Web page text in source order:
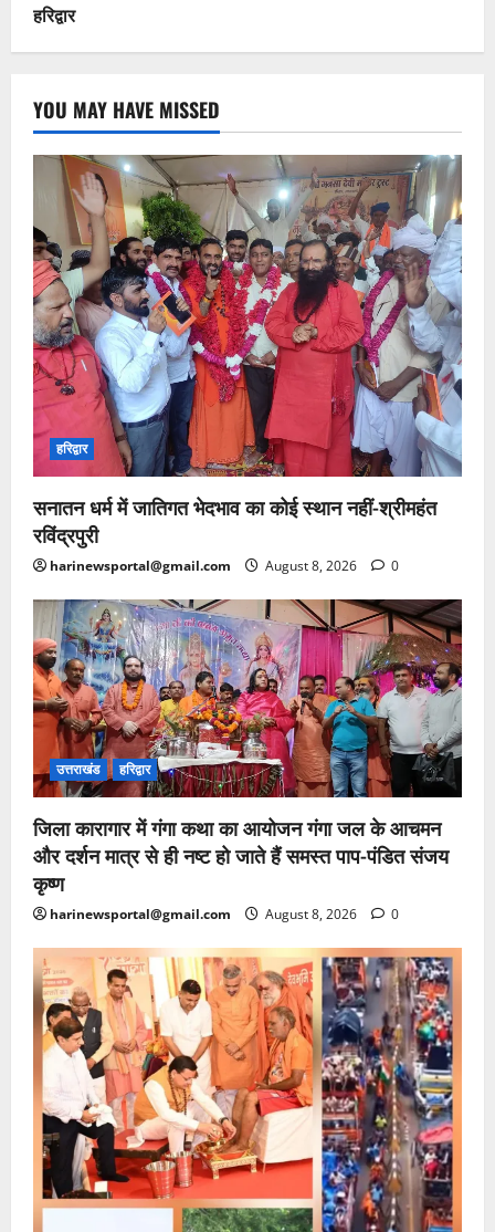
हरिद्वार
YOU MAY HAVE MISSED
हरिद्वार
सनातन धर्म में जातिगत भेदभाव का कोई स्थान नहीं-श्रीमहंत
रविंद्रपुरी
harinewsportal@gmail.com August 8, 2026 0
उत्तराखंड हरिद्वार
जिला कारागार में गंगा कथा का आयोजन गंगा जल के आचमन
और दर्शन मात्र से ही नष्ट हो जाते हैं समस्त पाप-पंडित संजय
कृष्ण
harinewsportal@gmail.com August 8, 2026 0